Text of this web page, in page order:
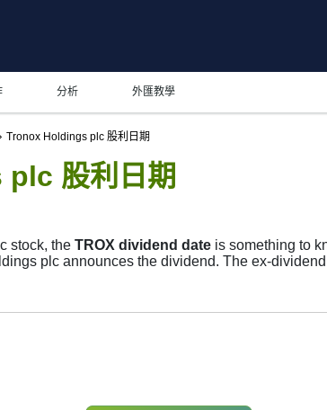
分析 外匯教學
Tronox Holdings plc 股利日期
股利日期
stock, the TROX dividend date is something to
plc announces the dividend. The ex-
plc checks its list of shareholders, and the